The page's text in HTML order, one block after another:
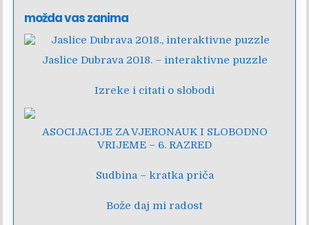
možda vas zanima
Jaslice Dubrava 2018. – interaktivne puzzle
Izreke i citati o slobodi
ASOCIJACIJE ZA VJERONAUK I SLOBODNO
VRIJEME – 6. RAZRED
Sudbina – kratka priča
Bože daj mi radost